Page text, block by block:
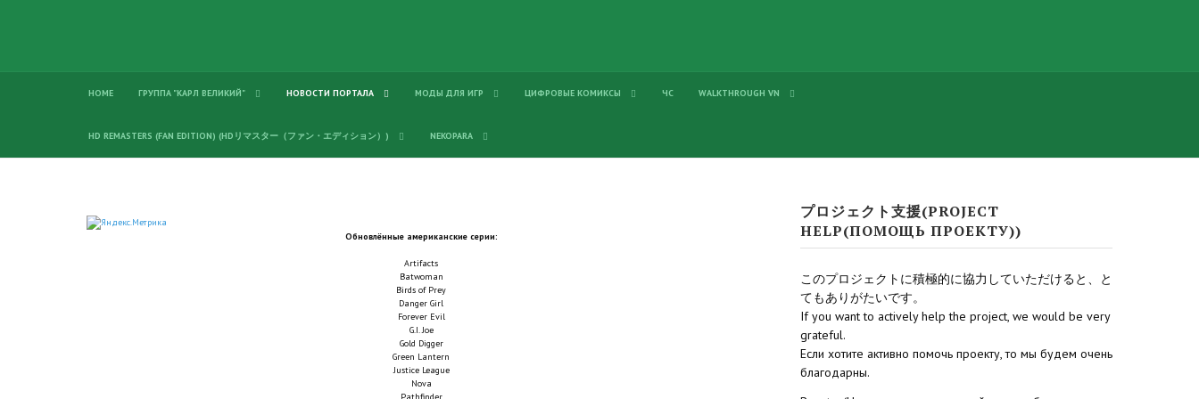
HOME ГРУППА "КАРЛ ВЕЛИКИЙ" НОВОСТИ ПОРТАЛА МОДЫ ДЛЯ ИГР ЦИФРОВЫЕ КОМИКСЫ ЧС WALKTHROUGH VN
HD REMASTERS (FAN EDITION) (HDリマスター（ファン・エディション）) NEKOPARA
Обновлённые американские серии:
Artifacts
Batwoman
Birds of Prey
Danger Girl
Forever Evil
G.I. Joe
Gold Digger
Green Lantern
Justice League
Nova
Pathfinder
プロジェクト支援(PROJECT
HELP(ПОМОЩЬ ПРОЕКТУ))
このプロジェクトに積極的に協力していただけると、と
てもありがたいです。
If you want to actively help the project, we would be very
grateful.
Если хотите активно помочь проекту, то мы будем очень
благодарны.